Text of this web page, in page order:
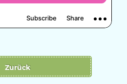
Zurück